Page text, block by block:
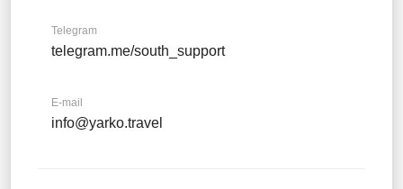
Telegram
telegram.me/south_support
E-mail
info@yarko.travel